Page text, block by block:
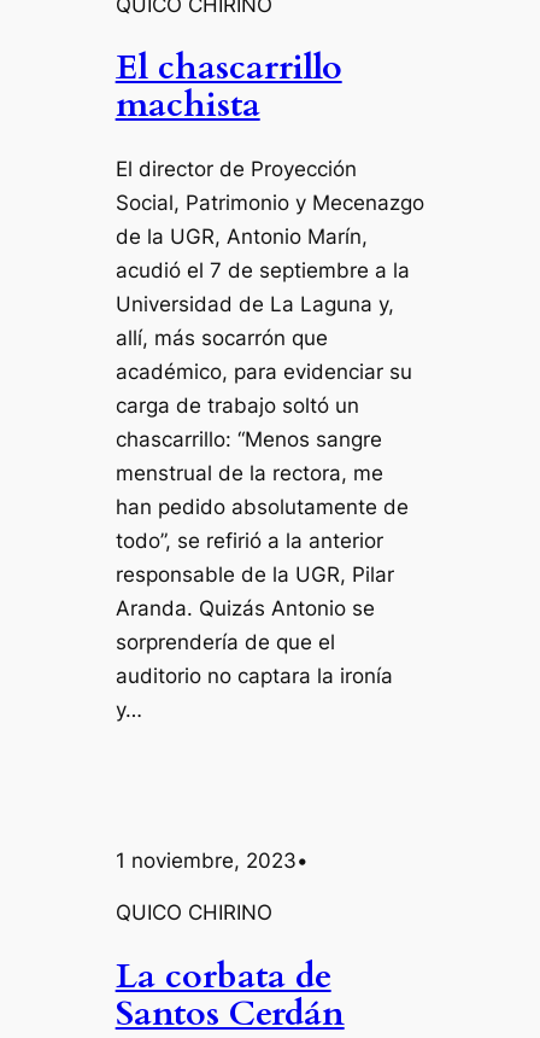
El chascarrillo
machista
El director de Proyección
Social, Patrimonio y Mecenazgo
de la UGR, Antonio Marín,
acudió el 7 de septiembre a la
Universidad de La Laguna y,
allí, más socarrón que
académico, para evidenciar su
carga de trabajo soltó un
chascarrillo: “Menos sangre
menstrual de la rectora, me
han pedido absolutamente de
todo”, se refirió a la anterior
responsable de la UGR, Pilar
Aranda. Quizás Antonio se
sorprendería de que el
auditorio no captara la ironía
y…
1 noviembre, 2023•
QUICO CHIRINO
La corbata de
Santos Cerdán